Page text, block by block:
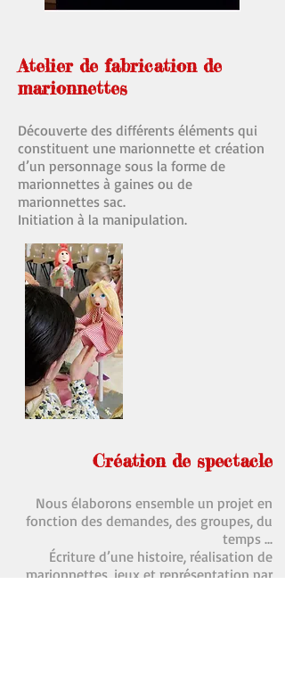
Atelier de fabrication de
marionnettes
Découverte des différents éléments qui
constituent une marionnette et création
d’un personnage sous la forme de
marionnettes à gaines ou de
marionnettes sac.
Initiation à la manipulation.
Création de spectacle
Nous élaborons ensemble un projet en
fonction des demandes, des groupes, du
temps ...
Écriture d’une histoire, réalisation de
marionnettes, jeux et représentation par